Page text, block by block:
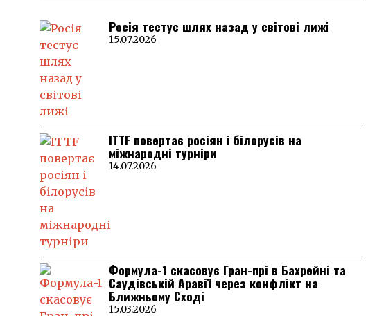
Росія тестує шлях назад у світові лижі
15.07.2026
ITTF повертає росіян і білорусів на
міжнародні турніри
14.07.2026
Формула-1 скасовує Гран-прі в Бахрейні та
Саудівській Аравії через конфлікт на
Ближньому Сході
15.03.2026